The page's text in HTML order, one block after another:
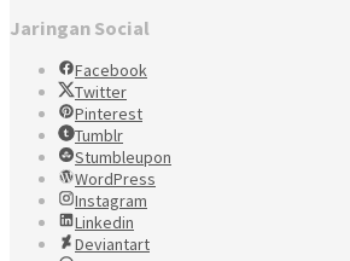
Jaringan Social
Facebook
Twitter
Pinterest
Tumblr
Stumbleupon
WordPress
Instagram
Linkedin
Deviantart